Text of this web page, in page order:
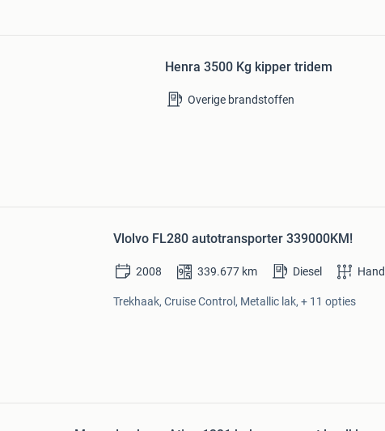
Henra 3500 Kg kipper tridem
Overige brandstoffen
Vlolvo FL280 autotransporter 339000KM!
2008 339.677 km Diesel
Trekhaak, Cruise Control, Metallic lak, + 11 opties